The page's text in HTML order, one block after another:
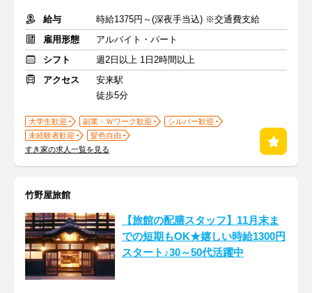
給与
時給1375円～(深夜手当込) ※交通費支給
雇用形態
アルバイト・パート
シフト
週2日以上 1日2時間以上
アクセス
安来駅
徒歩5分
大学生歓迎 副業・Ｗワーク歓迎
シルバー歓迎
未経験者歓迎
髪色自由
すき家の求人一覧を見る
竹野屋旅館
【旅館の配膳スタッフ】11月末ま
での短期もOK★嬉しい時給1300円
スタート♪30～50代活躍中